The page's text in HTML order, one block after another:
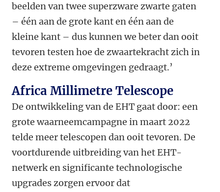
beelden van twee superzware zwarte gaten
– één aan de grote kant en één aan de
kleine kant – dus kunnen we beter dan ooit
tevoren testen hoe de zwaartekracht zich in
deze extreme omgevingen gedraagt.’
Africa Millimetre Telescope
De ontwikkeling van de EHT gaat door: een
grote waarneemcampagne in maart 2022
telde meer telescopen dan ooit tevoren. De
voortdurende uitbreiding van het EHT-
netwerk en significante technologische
upgrades zorgen ervoor dat